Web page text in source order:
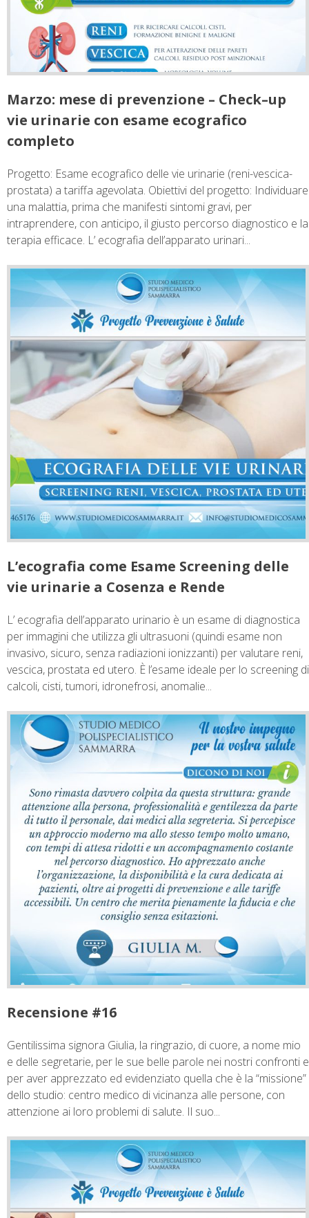
Marzo: mese di prevenzione – Check–up
vie urinarie con esame ecografico
completo
Progetto: Esame ecografico delle vie urinarie (reni-vescica-
prostata) a tariffa agevolata. Obiettivi del progetto: Individuare
una malattia, prima che manifesti sintomi gravi, per
intraprendere, con anticipo, il giusto percorso diagnostico e la
terapia efficace. L’ ecografia dell’apparato urinari...
L’ecografia come Esame Screening delle
vie urinarie a Cosenza e Rende
L’ ecografia dell’apparato urinario è un esame di diagnostica
per immagini che utilizza gli ultrasuoni (quindi esame non
invasivo, sicuro, senza radiazioni ionizzanti) per valutare reni,
vescica, prostata ed utero. È l’esame ideale per lo screening di
calcoli, cisti, tumori, idronefrosi, anomalie...
Recensione #16
Gentilissima signora Giulia, la ringrazio, di cuore, a nome mio
e delle segretarie, per le sue belle parole nei nostri confronti e
per aver apprezzato ed evidenziato quella che è la “missione”
dello studio: centro medico di vicinanza alle persone, con
attenzione ai loro problemi di salute. Il suo...